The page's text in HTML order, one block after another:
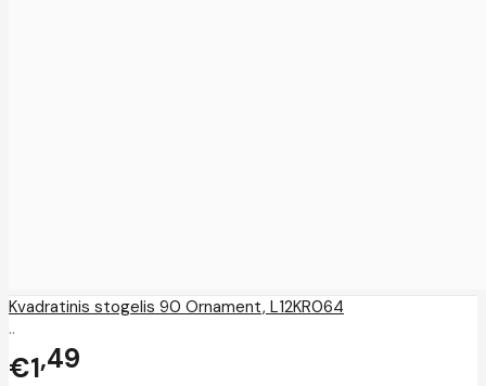
Kvadratinis stogelis 90 Ornament, L12KR064
..
€1 49